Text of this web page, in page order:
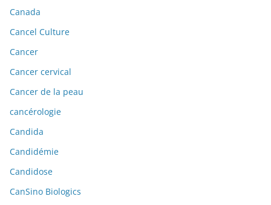
Canada
Cancel Culture
Cancer
Cancer cervical
Cancer de la peau
cancérologie
Candida
Candidémie
Candidose
CanSino Biologics